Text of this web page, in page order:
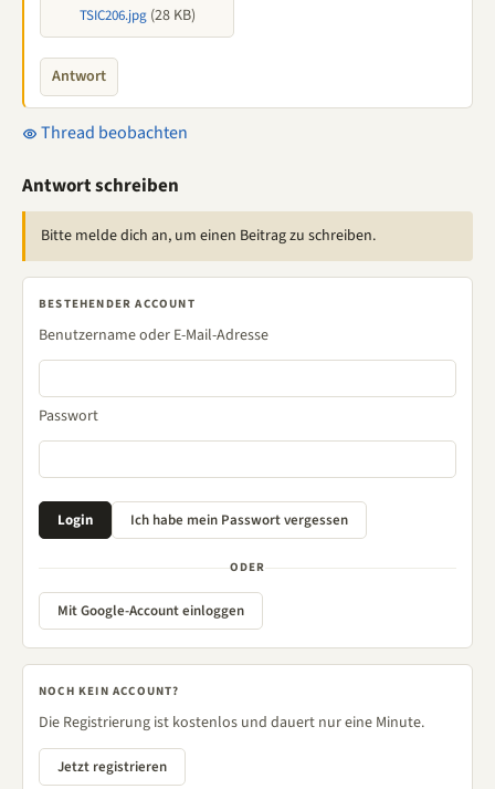
TSIC206.jpg(28 KB)
Antwort
Thread beobachten
Antwort schreiben
Bitte melde dich an, um einen Beitrag zu schreiben.
BESTEHENDER ACCOUNT
Benutzername oder E-Mail-Adresse
Passwort
ODER
Mit Google-Account einloggen
NOCH KEIN ACCOUNT?
Die Registrierung ist kostenlos und dauert nur eine Minute.
Jetzt registrieren